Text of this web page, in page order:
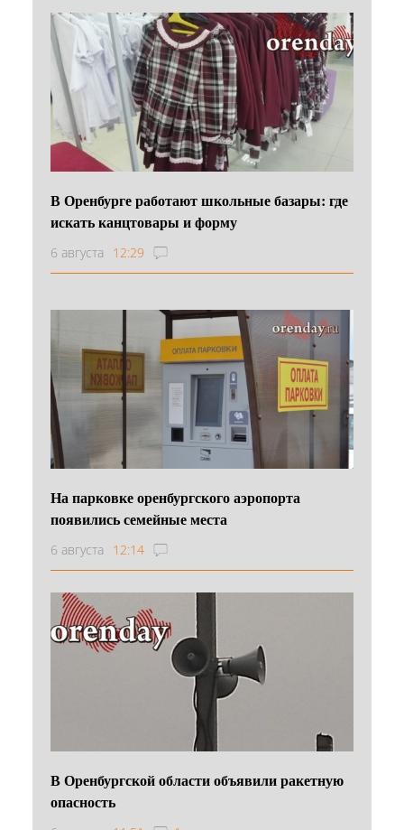
В Оренбурге работают школьные базары: где
искать канцтовары и форму
6 августа 12:29
На парковке оренбургского аэропорта
появились семейные места
6 августа 12:14
В Оренбургской области объявили ракетную
опасность